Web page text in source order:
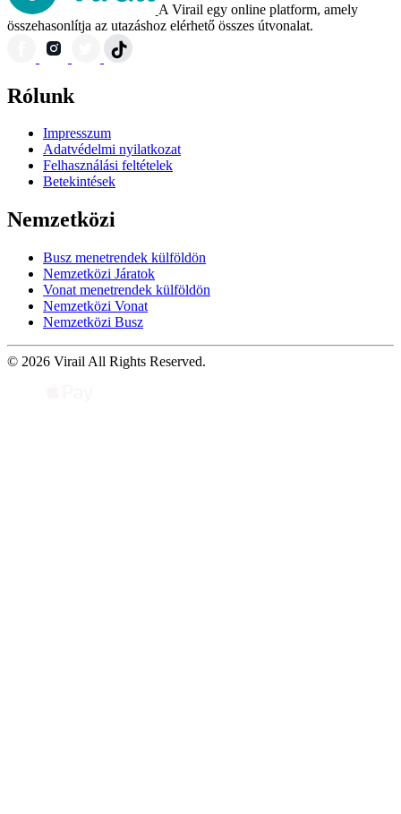
A Virail egy online platform, amely
összehasonlítja az utazáshoz elérhető összes útvonalat.
Rólunk
Impresszum
Adatvédelmi nyilatkozat
Felhasználási feltételek
Betekintések
Nemzetközi
Busz menetrendek külföldön
Nemzetközi Járatok
Vonat menetrendek külföldön
Nemzetközi Vonat
Nemzetközi Busz
© 2026 Virail All Rights Reserved.